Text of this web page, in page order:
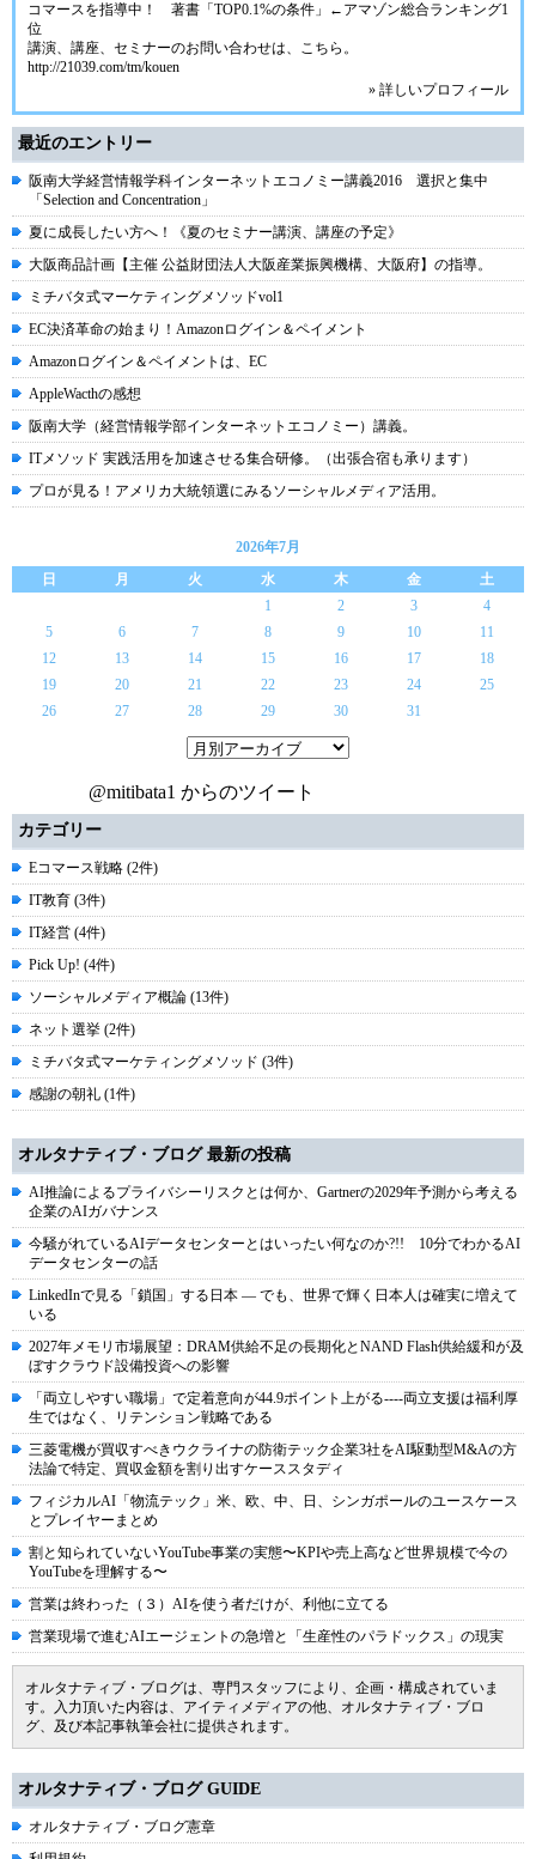
コマースを指導中！ 著書「TOP0.1%の条件」←アマゾン総合ランキング1
位
講演、講座、セミナーのお問い合わせは、こちら。
http://21039.com/tm/kouen
» 詳しいプロフィール
最近のエントリー
阪南大学経営情報学科インターネットエコノミー講義2016 選択と集中
「Selection and Concentration」
夏に成長したい方へ！《夏のセミナー講演、講座の予定》
大阪商品計画【主催 公益財団法人大阪産業振興機構、大阪府】の指導。
ミチバタ式マーケティングメソッドvol1
EC決済革命の始まり！Amazonログイン＆ペイメント
Amazonログイン＆ペイメントは、EC
AppleWacthの感想
阪南大学（経営情報学部インターネットエコノミー）講義。
ITメソッド 実践活用を加速させる集合研修。（出張合宿も承ります）
プロが見る！アメリカ大統領選にみるソーシャルメディア活用。
2026年7月
日
月 火 水 木 金
土
1
2 3
4
5
6 7 8 9 10
11
12
13 14 15 16 17
18
19
20 21 22 23 24
25
26
27 28 29 30 31
@mitibata1 からのツイート
カテゴリー
Eコマース戦略 (2件)
IT教育 (3件)
IT経営 (4件)
Pick Up! (4件)
ソーシャルメディア概論 (13件)
ネット選挙 (2件)
ミチバタ式マーケティングメソッド (3件)
感謝の朝礼 (1件)
オルタナティブ・ブログ 最新の投稿
AI推論によるプライバシーリスクとは何か、Gartnerの2029年予測から考える
企業のAIガバナンス
今騒がれているAIデータセンターとはいったい何なのか?!! 10分でわかるAI
データセンターの話
LinkedInで見る「鎖国」する日本 ― でも、世界で輝く日本人は確実に増えて
いる
2027年メモリ市場展望：DRAM供給不足の長期化とNAND Flash供給緩和が及
ぼすクラウド設備投資への影響
「両立しやすい職場」で定着意向が44.9ポイント上がる----両立支援は福利厚
生ではなく、リテンション戦略である
三菱電機が買収すべきウクライナの防衛テック企業3社をAI駆動型M&Aの方
法論で特定、買収金額を割り出すケーススタディ
フィジカルAI「物流テック」米、欧、中、日、シンガポールのユースケース
とプレイヤーまとめ
割と知られていないYouTube事業の実態〜KPIや売上高など世界規模で今の
YouTubeを理解する〜
営業は終わった（３）AIを使う者だけが、利他に立てる
営業現場で進むAIエージェントの急増と「生産性のパラドックス」の現実
オルタナティブ・ブログは、専門スタッフにより、企画・構成されていま
す。入力頂いた内容は、アイティメディアの他、オルタナティブ・ブロ
グ、及び本記事執筆会社に提供されます。
オルタナティブ・ブログ GUIDE
オルタナティブ・ブログ憲章